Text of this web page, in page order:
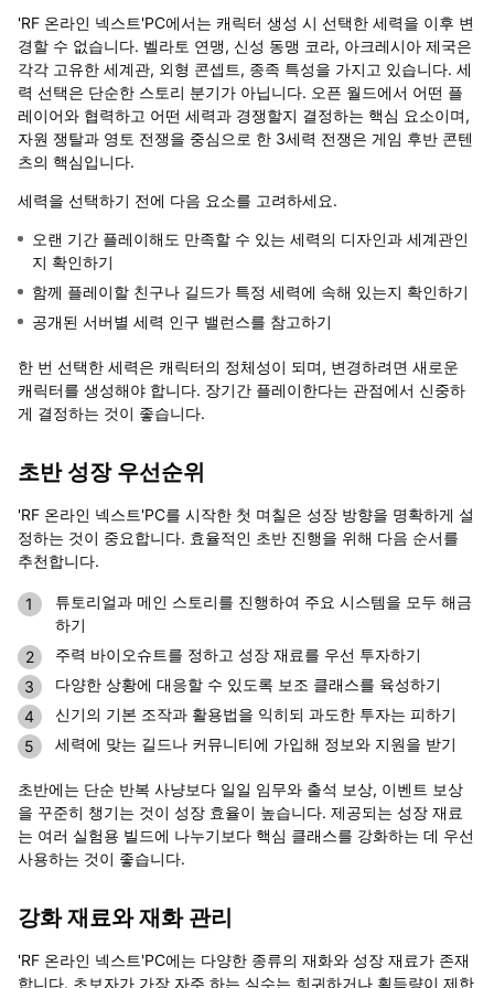
'RF 온라인 넥스트'PC에서는 캐릭터 생성 시 선택한 세력을 이후 변
경할 수 없습니다. 벨라토 연맹, 신성 동맹 코라, 아크레시아 제국은
각각 고유한 세계관, 외형 콘셉트, 종족 특성을 가지고 있습니다. 세
력 선택은 단순한 스토리 분기가 아닙니다. 오픈 월드에서 어떤 플
레이어와 협력하고 어떤 세력과 경쟁할지 결정하는 핵심 요소이며,
자원 쟁탈과 영토 전쟁을 중심으로 한 3세력 전쟁은 게임 후반 콘텐
츠의 핵심입니다.
세력을 선택하기 전에 다음 요소를 고려하세요.
오랜 기간 플레이해도 만족할 수 있는 세력의 디자인과 세계관인
지 확인하기
함께 플레이할 친구나 길드가 특정 세력에 속해 있는지 확인하기
공개된 서버별 세력 인구 밸런스를 참고하기
한 번 선택한 세력은 캐릭터의 정체성이 되며, 변경하려면 새로운
캐릭터를 생성해야 합니다. 장기간 플레이한다는 관점에서 신중하
게 결정하는 것이 좋습니다.
초반 성장 우선순위
'RF 온라인 넥스트'PC를 시작한 첫 며칠은 성장 방향을 명확하게 설
정하는 것이 중요합니다. 효율적인 초반 진행을 위해 다음 순서를
추천합니다.
튜토리얼과 메인 스토리를 진행하여 주요 시스템을 모두 해금
하기
주력 바이오슈트를 정하고 성장 재료를 우선 투자하기
다양한 상황에 대응할 수 있도록 보조 클래스를 육성하기
신기의 기본 조작과 활용법을 익히되 과도한 투자는 피하기
세력에 맞는 길드나 커뮤니티에 가입해 정보와 지원을 받기
초반에는 단순 반복 사냥보다 일일 임무와 출석 보상, 이벤트 보상
을 꾸준히 챙기는 것이 성장 효율이 높습니다. 제공되는 성장 재료
는 여러 실험용 빌드에 나누기보다 핵심 클래스를 강화하는 데 우선
사용하는 것이 좋습니다.
강화 재료와 재화 관리
'RF 온라인 넥스트'PC에는 다양한 종류의 재화와 성장 재료가 존재
합니다. 초보자가 가장 자주 하는 실수는 희귀하거나 획득량이 제한